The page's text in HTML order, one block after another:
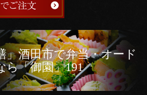
」酒田市で弁当・オード
ら「御園」191